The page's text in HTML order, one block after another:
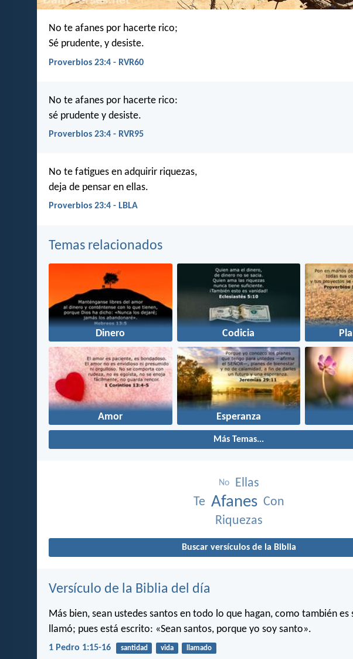
No te afanes por hacerte rico;
Sé prudente, y desiste.
Proverbios 23:4 - RVR60
No te afanes por hacerte rico:
sé prudente y desiste.
Proverbios 23:4 - RVR95
No te fatigues en adquirir riquezas,
deja de pensar en ellas.
Proverbios 23:4 - LBLA
Temas relacionados
Dinero Codicia
Amor Esperanza
Más Temas...
No
Ellas
Te Afanes Con
Riquezas
Buscar versículos de la Biblia
Versículo de la Biblia del día
Más bien, sean ustedes santos en todo lo que hagan, como también es
llamó; pues está escrito: «Sean santos, porque yo soy santo».
1 Pedro 1:15-16 santidad vida llamado